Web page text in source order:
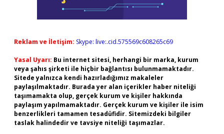
Reklam ve İletişim: Skype: live:.cid.575569c608265c69
Yasal Uyarı: Bu internet sitesi, herhangi bir marka, kurum
veya şahıs şirketi ile hiçbir bağlantısı bulunmamaktadır.
Sitede yalnızca kendi hazırladığımız makaleler
paylaşılmaktadır. Burada yer alan içerikler haber niteliği
taşımamakta olup, gerçek kurum ve kişiler hakkında
paylaşım yapılmamaktadır. Gerçek kurum ve kişiler ile isim
benzerlikleri tamamen tesadüfidir. Sitemizdeki bilgiler
taslak halindedir ve tavsiye niteliği taşımazlar.